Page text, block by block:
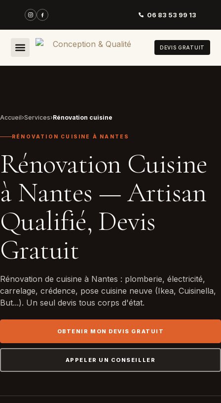
06 83 53 99 13
DEVIS GRATUIT
Accueil›Services›Rénovation cuisine
RÉNOVATION CUISINE À NANTES
Rénovation Cuisine
à Nantes — Artisan
Qualifié, Devis
Gratuit
Rénovation de cuisine à Nantes : plomberie, électricité,
carrelage, crédence, pose cuisine neuve (Ikea, Cuisinella,
But...). Un seul devis tous corps d'état.
OBTENIR MON DEVIS GRATUIT
APPELER UN CONSEILLER